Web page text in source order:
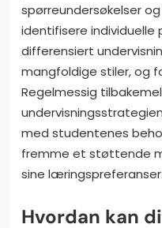
spørreundersøkelser
identifisere individuelle
differensiert
mangfoldige stiler, og
Regelmessig
med studentenes
fremme et støttende
sine læringspreferanser.
Hvordan kan